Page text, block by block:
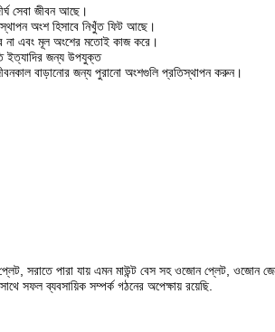
সেবা জীবন আছে।
অংশ হিসাবে নিখুঁত ফিট আছে।
না এবং মূল অংশের মতোই কাজ করে।
ইত্যাদির জন্য উপযুক্ত
বাড়ানোর জন্য পুরানো অংশগুলি প্রতিস্থাপন করুন।
সরাতে পারা যায় এমন মাউন্ট বেস সহ ওজোন প্লেট, ওজোন
সফল ব্যবসায়িক সম্পর্ক গঠনের অপেক্ষায় রয়েছি.